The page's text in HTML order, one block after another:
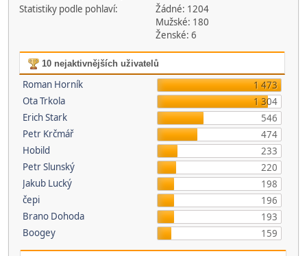
Statistiky podle pohlaví:
Žádné: 1204
Mužské: 180
Ženské: 6
10 nejaktivnějších uživatelů
Roman Horník
1 473
Ota Trkola
1 304
Erich Stark
546
Petr Krčmář
474
Hobild
233
Petr Slunský
220
Jakub Lucký
198
čepi
196
Brano Dohoda
193
Boogey
159